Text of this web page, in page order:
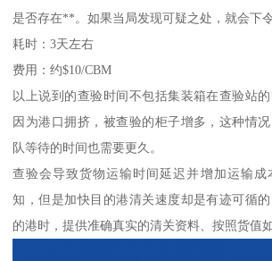
是否存在**。如果当局发现可疑之处，就会下
耗时：3天左右
费用：约$10/CBM
以上说到的查验时间不包括集装箱在查验站
因为港口拥挤，被查验的柜子增多，这种情
队等待的时间也需要更久。
查验会导致货物运输时间延迟并增加运输成
知，但是加快目的港清关速度却是有迹可循
的港时，提供准确真实的清关资料、按照货值